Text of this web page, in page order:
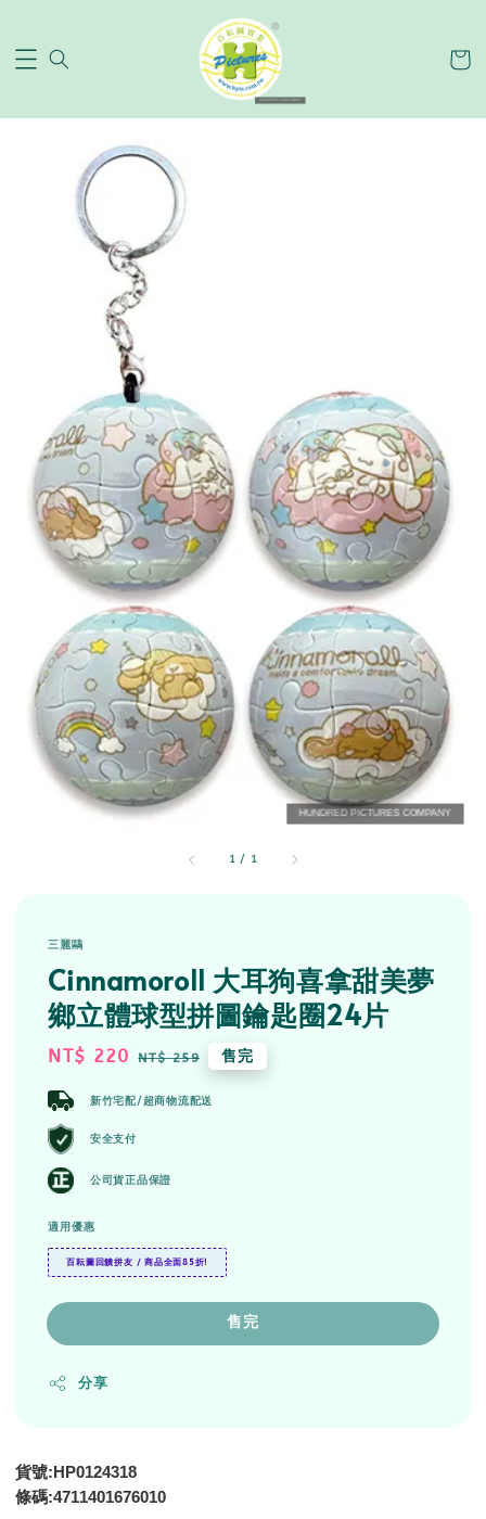
1 / 1
三麗鷗
Cinnamoroll 大耳狗喜拿甜美夢
鄉立體球型拼圖鑰匙圈24片
Sale
NT$ 220 Regular
NT$ 259 售完
新竹宅配/超商物流配送
安全支付
公司貨正品保證
適用優惠
百耘圖回饋拼友 / 商品全面85折!
售完
分享
貨號:HP0124318
條碼:4711401676010